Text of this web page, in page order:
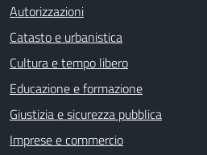
Autorizzazioni
Catasto e urbanistica
Cultura e tempo libero
Educazione e formazione
Giustizia e sicurezza pubblica
Imprese e commercio